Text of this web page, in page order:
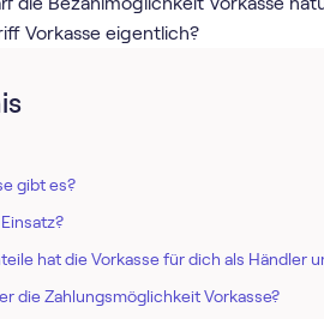
Vorkasse eigentlich?
gibt es?
hat die Vorkasse für dich als Händler
die Zahlungsmöglichkeit Vorkasse?